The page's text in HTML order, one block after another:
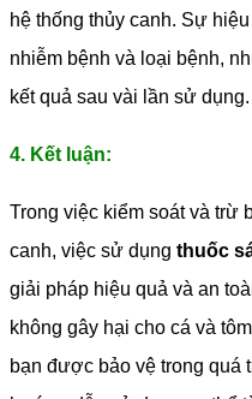
hệ thống thủy canh. Sự
nhiễm bệnh và loại bệnh,
kết quả sau vài lần sử dụng.
4. Kết luận:
Trong việc kiểm soát và trừ
canh, việc sử dụng thuốc
giải pháp hiệu quả và an
không gây hại cho cá và
bạn được bảo vệ trong quá